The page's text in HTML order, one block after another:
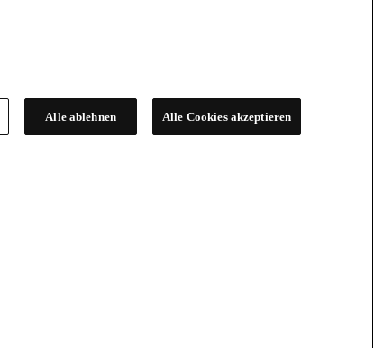
Alle ablehnen Alle Cookies akzeptieren